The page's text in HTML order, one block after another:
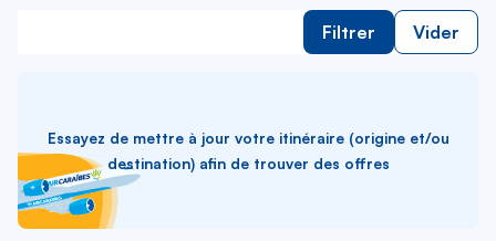
Filtrer Vider
Essayez de mettre à jour votre itinéraire (origine et/ou
destination) afin de trouver des offres